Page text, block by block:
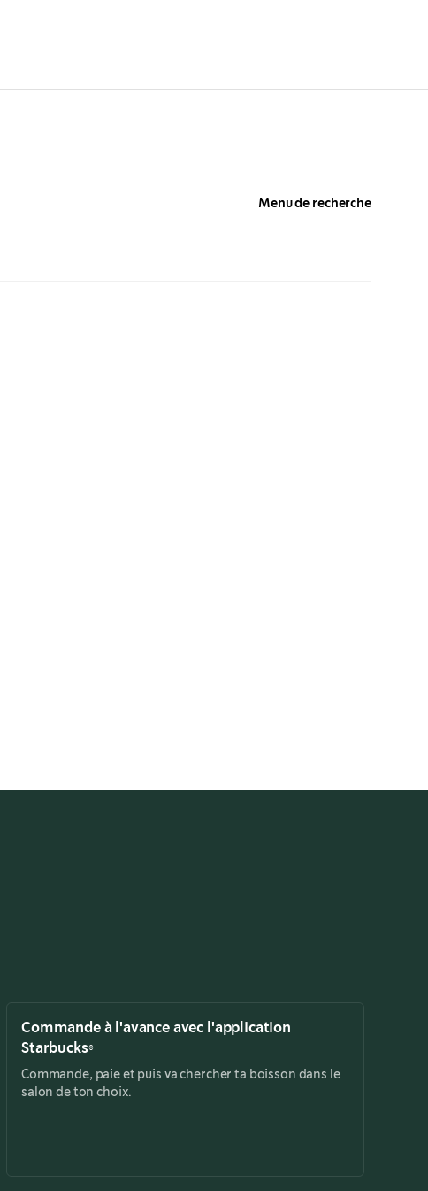
Menu de recherche
Commande à l'avance avec l'application
Starbucks®
Commande, paie et puis va chercher ta boisson dans le
salon de ton choix.